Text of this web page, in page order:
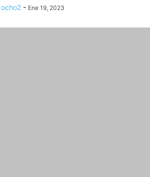
ocho2 - Ene 19, 2023